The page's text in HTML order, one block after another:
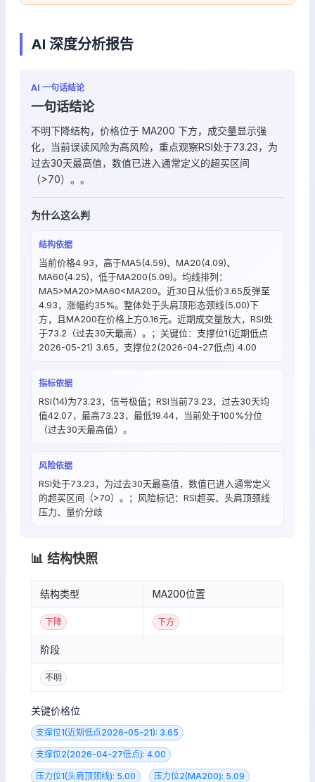
AI 深度分析报告
AI 一句话结论
一句话结论
不明下降结构，价格位于 MA200 下方，成交量显示强
化，当前误读风险为高风险，重点观察RSI处于73.23，为
过去30天最高值，数值已进入通常定义的超买区间
（>70）。。
为什么这么判
结构依据
当前价格4.93，高于MA5(4.59)、MA20(4.09)、
MA60(4.25)，低于MA200(5.09)。均线排列：
MA5>MA20>MA60<MA200。近30日从低价3.65反弹至
4.93，涨幅约35%。整体处于头肩顶形态颈线(5.00)下
方，且MA200在价格上方0.16元。近期成交量放大，RSI处
于73.2（过去30天最高）。；关键位：支撑位1(近期低点
2026-05-21) 3.65，支撑位2(2026-04-27低点) 4.00
指标依据
RSI(14)为73.23，信号极值；RSI当前73.23，过去30天均
值42.07，最高73.23，最低19.44，当前处于100%分位
（过去30天最高值）。
风险依据
RSI处于73.23，为过去30天最高值，数值已进入通常定义
的超买区间（>70）。；风险标记：RSI超买、头肩顶颈线
压力、量价分歧
📊 结构快照
结构类型 MA200位置
下降 下方
阶段
不明
关键价格位
支撑位1(近期低点2026-05-21): 3.65
支撑位2(2026-04-27低点): 4.00
压力位1(头肩顶颈线): 5.00 压力位2(MA200): 5.09